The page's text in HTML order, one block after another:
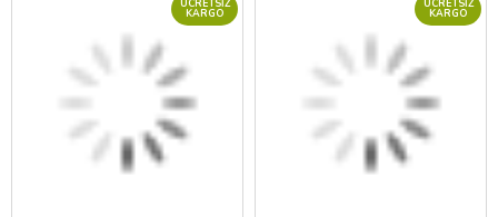
ÜCRETSIZ
KARGO
ÜCRETSIZ
KARGO